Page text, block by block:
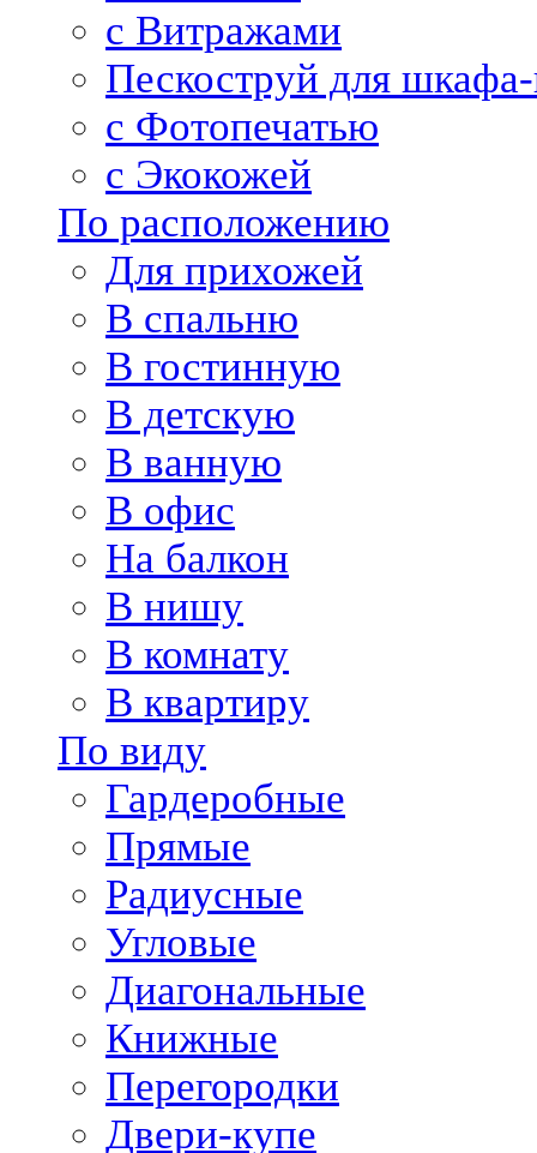
с Витражами
Пескоструй для
с Фотопечатью
с Экокожей
По расположению
Для прихожей
В спальню
В гостинную
В детскую
В ванную
В офис
На балкон
В нишу
В комнату
В квартиру
По виду
Гардеробные
Прямые
Радиусные
Угловые
Диагональные
Книжные
Перегородки
Двери-купе